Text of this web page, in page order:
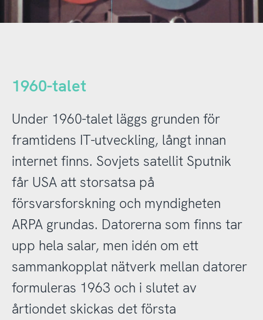
1960-talet
Under 1960-talet läggs grunden för
framtidens IT-utveckling, långt innan
internet finns. Sovjets satellit Sputnik
får USA att storsatsa på
försvarsforskning och myndigheten
ARPA grundas. Datorerna som finns tar
upp hela salar, men idén om ett
sammankopplat nätverk mellan datorer
formuleras 1963 och i slutet av
årtiondet skickas det första